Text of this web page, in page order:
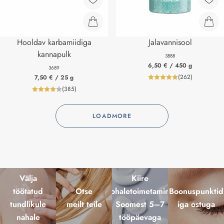
Hooldav karbamiidiga
kannapulk
3689
7,50 € / 25 g
product_reviewNumberLabel
(385)
Jalavannisool
3888
6,50 € / 450 g
(262)
LOADMORE
Välja
töötatud
tundlikule
nahale
Otse
meilt teile
Kiire
kohaletoimetamine
Soomest 5–7
tööpäevaga
Boonuspunktid
iga ostuga